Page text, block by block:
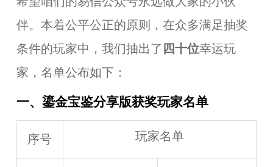
伴。本着公平公正的原则，在众多满足抽奖
条件的玩家中，我们抽出了 四十位幸运玩
家，名单公布如下：
一、鎏金宝鉴分享版获奖玩家名单
序号 玩家名单